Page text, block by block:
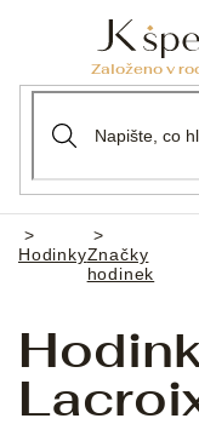
Domů
HodinkyZnačky
hodinek